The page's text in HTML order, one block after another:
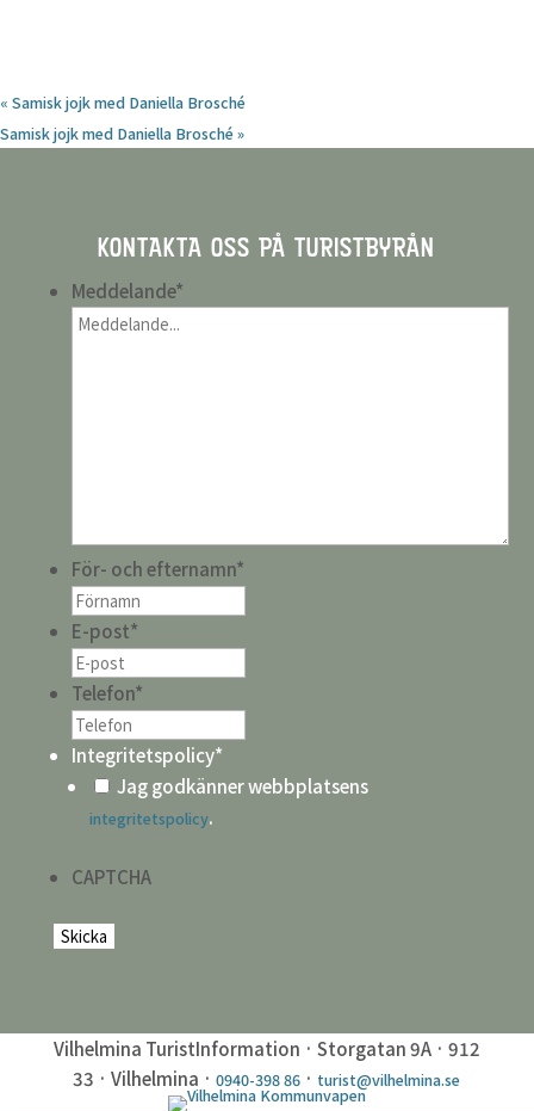
« Samisk jojk med Daniella Brosché
Samisk jojk med Daniella Brosché»
KONTAKTA OSS PÅ TURISTBYRÅN
Meddelande*
För- och efternamn*
E-post*
Telefon*
Integritetspolicy*
Jag godkänner webbplatsens
integritetspolicy.
CAPTCHA
Vilhelmina TuristInformation · Storgatan 9A · 912
33 · Vilhelmina ·0940-398 86 · turist@vilhelmina.se